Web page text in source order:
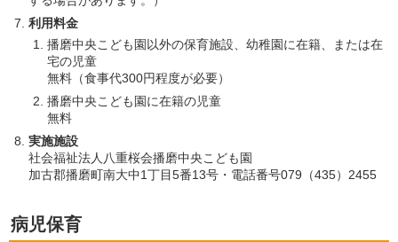
利用料金
播磨中央こども園以外の保育施設、幼稚園に在籍、または在
宅の児童
無料（食事代300円程度が必要）
播磨中央こども園に在籍の児童
無料
実施施設
社会福祉法人八重桜会播磨中央こども園
加古郡播磨町南大中1丁目5番13号・電話番号079（435）2455
病児保育